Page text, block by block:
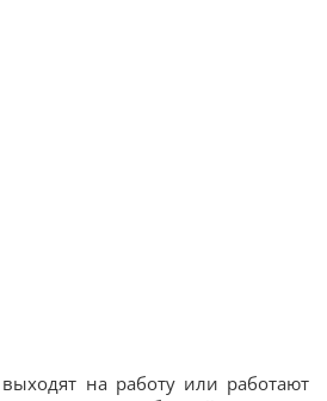
на работу или работают